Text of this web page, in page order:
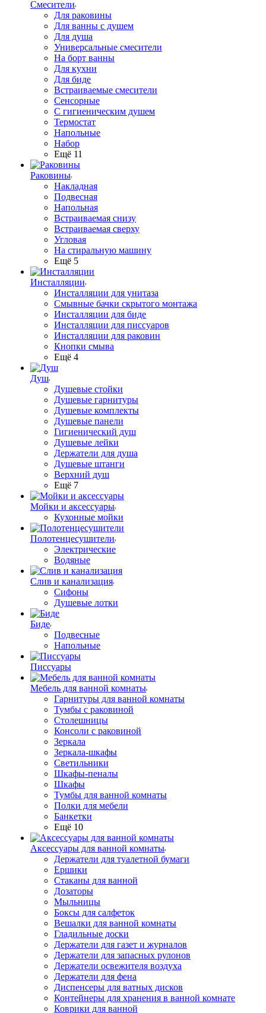
Смесители
Для раковины
Для ванны с душем
Для душа
Универсальные смесители
На борт ванны
Для кухни
Для биде
Встраиваемые смесители
Сенсорные
С гигиеническим душем
Термостат
Напольные
Набор
Ещё 11
Раковины
Накладная
Подвесная
Напольная
Встраиваемая снизу
Встраиваемая сверху
Угловая
На стиральную машину
Ещё 5
Инсталляции
Инсталляции для унитаза
Смывные бачки скрытого монтажа
Инсталляции для биде
Инсталляции для писсуаров
Инсталляции для раковин
Кнопки смыва
Ещё 4
Душ
Душевые стойки
Душевые гарнитуры
Душевые комплекты
Душевые панели
Гигиенический душ
Душевые лейки
Держатели для душа
Душевые штанги
Верхний душ
Ещё 7
Мойки и аксессуары
Кухонные мойки
Полотенцесушители
Электрические
Водяные
Слив и канализация
Сифоны
Душевые лотки
Биде
Подвесные
Напольные
Писсуары
Мебель для ванной комнаты
Гарнитуры для ванной комнаты
Тумбы с раковиной
Столешницы
Консоли с раковиной
Зеркала
Зеркала-шкафы
Светильники
Шкафы-пеналы
Шкафы
Тумбы для ванной комнаты
Полки для мебели
Банкетки
Ещё 10
Аксессуары для ванной комнаты
Держатели для туалетной бумаги
Ершики
Стаканы для ванной
Дозаторы
Мыльницы
Боксы для салфеток
Вешалки для ванной комнаты
Гладильные доски
Держатели для газет и журналов
Держатели для запасных рулонов
Держатели освежителя воздуха
Держатели для фена
Диспенсеры для ватных дисков
Контейнеры для хранения в ванной комнате
Коврики для ванной